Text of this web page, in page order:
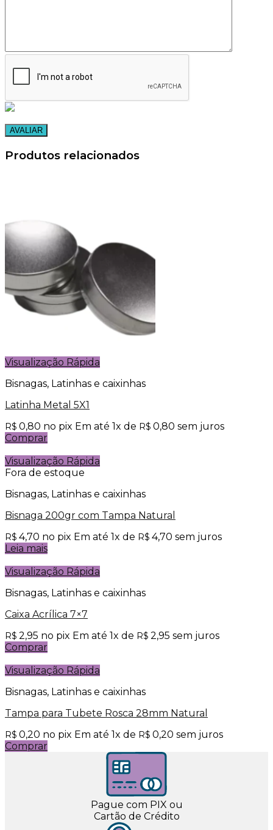
Produtos relacionados
Visualização Rápida
Bisnagas, Latinhas e caixinhas
Latinha Metal 5X1
R$ 0,80 no pix Em até 1x de R$ 0,80 sem juros
Comprar
Visualização Rápida
Fora de estoque
Bisnagas, Latinhas e caixinhas
Bisnaga 200gr com Tampa Natural
R$ 4,70 no pix Em até 1x de R$ 4,70 sem juros
Leia mais
Visualização Rápida
Bisnagas, Latinhas e caixinhas
Caixa Acrílica 7×7
R$ 2,95 no pix Em até 1x de R$ 2,95 sem juros
Comprar
Visualização Rápida
Bisnagas, Latinhas e caixinhas
Tampa para Tubete Rosca 28mm Natural
R$ 0,20 no pix Em até 1x de R$ 0,20 sem juros
Comprar
Pague com PIX ou
Cartão de Crédito